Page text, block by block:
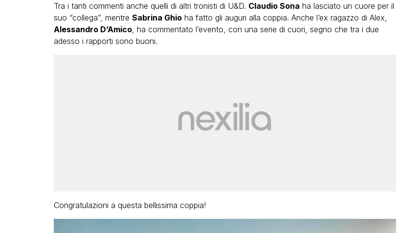
Tra i tanti commenti anche quelli di altri tronisti di U&D. Claudio Sona ha lasciato un cuore per il
suo “collega”, mentre Sabrina Ghioha fatto gli auguri alla coppia. Anche l’ex ragazzo di Alex,
Alessandro D’Amico, ha commentato l’evento, con una serie di cuori, segno che tra i due
adesso i rapporti sono buoni.
Congratulazioni a questa bellissima coppia!